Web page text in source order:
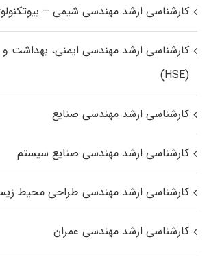
کارشناسی ارشد مهندسی شیمی –
کارشناسی ارشد مهندسی ایمنی،
(HSE)
کارشناسی ارشد مهندسی صنایع
کارشناسی ارشد مهندسی صنایع سیستم
کارشناسی ارشد مهندسی طراحی محیط
کارشناسی ارشد مهندسی عمران